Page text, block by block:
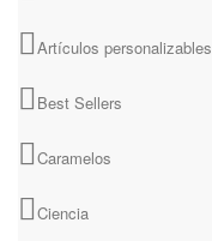
Artículos personalizables
Best Sellers
Caramelos
Ciencia